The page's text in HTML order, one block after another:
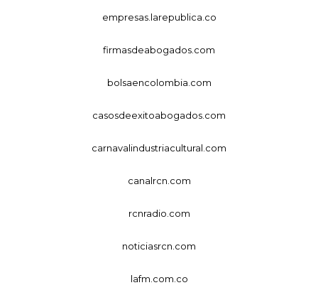
empresas.larepublica.co
firmasdeabogados.com
bolsaencolombia.com
casosdeexitoabogados.com
carnavalindustriacultural.com
canalrcn.com
rcnradio.com
noticiasrcn.com
lafm.com.co